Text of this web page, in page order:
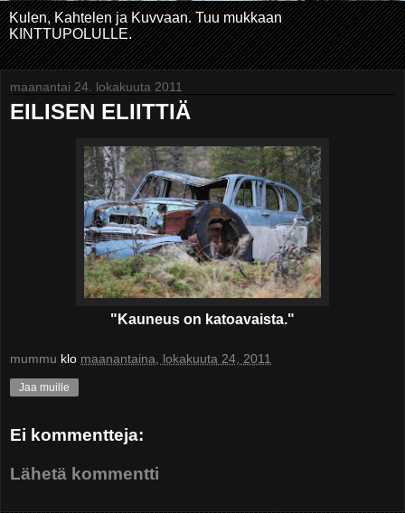
Kulen, Kahtelen ja Kuvvaan. Tuu mukkaan
KINTTUPOLULLE.
maanantai 24. lokakuuta 2011
EILISEN ELIITTIÄ
"Kauneus on katoavaista."
mummu klo maanantaina, lokakuuta 24, 2011
Jaa muille
Ei kommentteja:
Lähetä kommentti